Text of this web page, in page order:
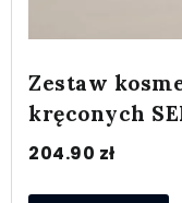
Zestaw
kręconych
204.90 zł